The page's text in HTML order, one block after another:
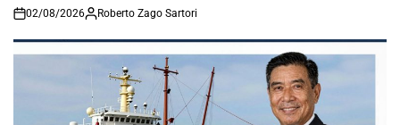
on
02/08/2026 Roberto Zago Sartori